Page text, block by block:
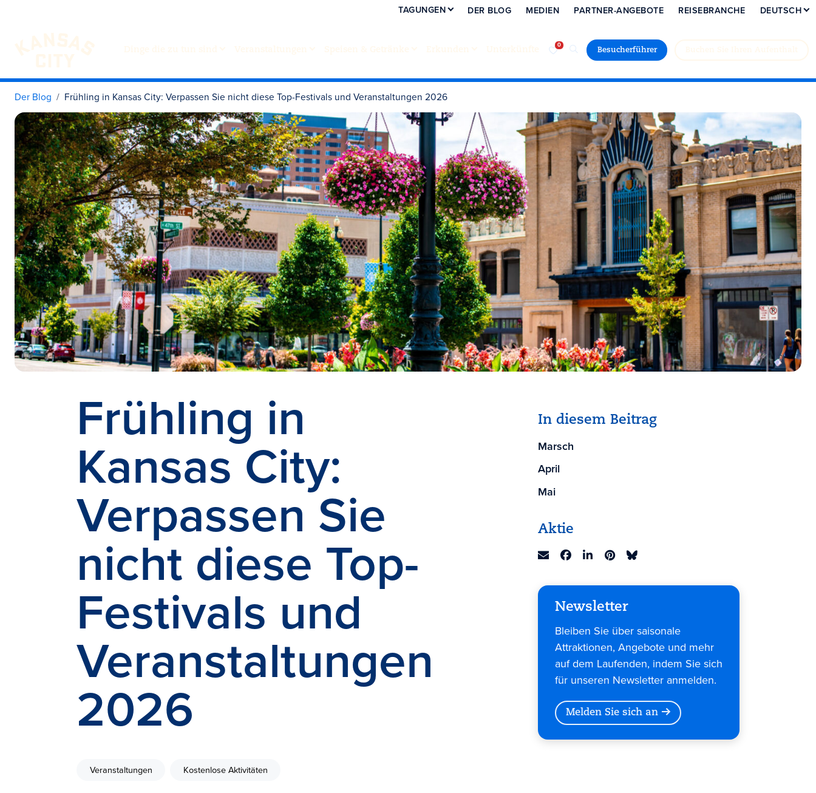
Besuchen Sie KC
Besucherführer
TAGUNGEN DER BLOG MEDIEN PARTNER-ANGEBOTE REISEBRANCHE DEUTSCH
Der Blog Frühling in Kansas City: Verpassen Sie nicht diese Top-Festivals und Veranstaltungen 2026
Frühling in
Kansas City:
Verpassen Sie
nicht diese Top-
Festivals und
Veranstaltungen
2026
Veranstaltungen Kostenlose Aktivitäten
In diesem Beitrag
Marsch
April
Mai
Aktie
Newsletter
Bleiben Sie über saisonale
Attraktionen, Angebote und mehr
auf dem Laufenden, indem Sie sich
für unseren Newsletter anmelden.
Melden Sie sich an